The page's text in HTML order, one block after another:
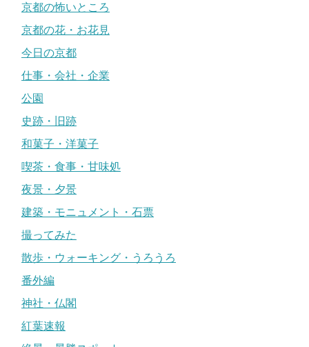
京都の怖いところ
京都の花・お花見
今日の京都
仕事・会社・企業
公園
史跡・旧跡
和菓子・洋菓子
喫茶・食事・甘味処
夜景・夕景
建築・モニュメント・石票
撮ってみた
散歩・ウォーキング・うろうろ
番外編
神社・仏閣
紅葉速報